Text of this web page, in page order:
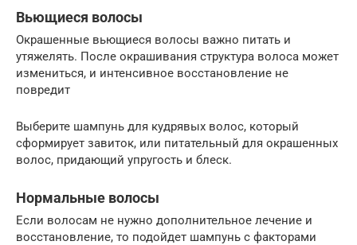
Вьющиеся волосы
Окрашенные вьющиеся волосы важно питать и
утяжелять. После окрашивания структура волоса может
измениться, и интенсивное восстановление не
повредит
Выберите шампунь для кудрявых волос, который
сформирует завиток, или питательный для окрашенных
волос, придающий упругость и блеск.
Нормальные волосы
Если волосам не нужно дополнительное лечение и
восстановление, то подойдет шампунь с факторами